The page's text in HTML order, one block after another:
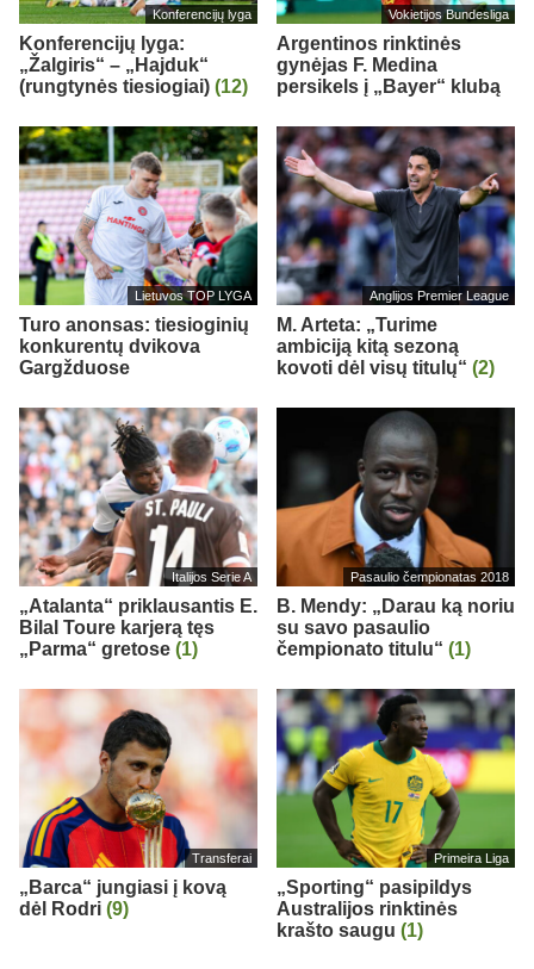
Konferencijų lyga
Konferencijų lyga:
„Žalgiris“ – „Hajduk“
(rungtynės tiesiogiai) (12)
Vokietijos Bundesliga
Argentinos rinktinės
gynėjas F. Medina
persikels į „Bayer“ klubą
Lietuvos TOP LYGA
Turo anonsas: tiesioginių
konkurentų dvikova
Gargžduose
Anglijos Premier League
M. Arteta: „Turime
ambiciją kitą sezoną
kovoti dėl visų titulų“ (2)
Italijos Serie A
„Atalanta“ priklausantis E.
Bilal Toure karjerą tęs
„Parma“ gretose (1)
Pasaulio čempionatas 2018
B. Mendy: „Darau ką noriu
su savo pasaulio
čempionato titulu“ (1)
Transferai
„Barca“ jungiasi į kovą
dėl Rodri (9)
Primeira Liga
„Sporting“ pasipildys
Australijos rinktinės
krašto saugu (1)